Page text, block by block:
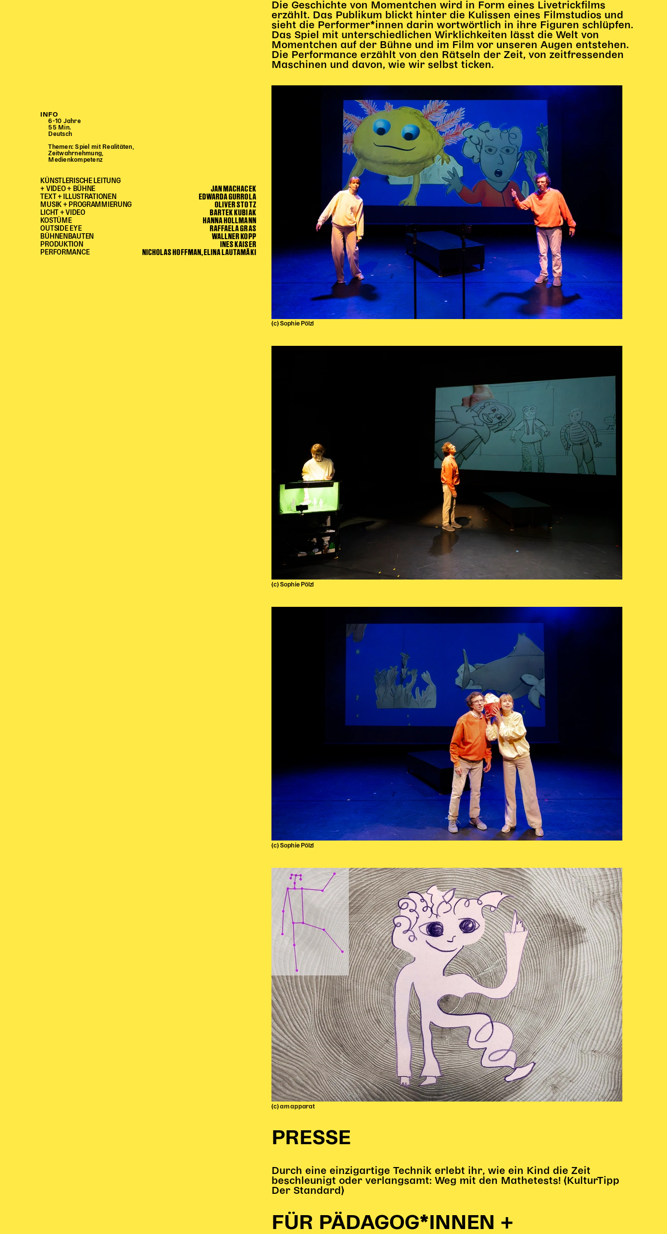
INFO
6-10 Jahre
55 Min.
Deutsch
Themen: Spiel mit Realitäten,
Zeitwahrnehmung,
Medienkompetenz
KÜNSTLERISCHE LEITUNG
+ VIDEO + BÜHNE
JAN MACHACEK
TEXT + ILLUSTRATIONEN EDWARDA GURROLA
MUSIK + PROGRAMMIERUNG OLIVER STOTZ
LICHT + VIDEO BARTEK KUBIAK
KOSTÜME HANNA HOLLMANN
OUTSIDE EYE RAFFAELA GRAS
BÜHNENBAUTEN WALLNER KOPP
PRODUKTION INES KAISER
PERFORMANCE NICHOLAS HOFFMAN, ELINA LAUTAMÄKI
Die Geschichte von Momentchen wird in Form eines Livetrickfilms
erzählt. Das Publikum blickt hinter die Kulissen eines Filmstudios und
sieht die Performer*innen darin wortwörtlich in ihre Figuren schlüpfen.
Das Spiel mit unterschiedlichen Wirklichkeiten lässt die Welt von
Momentchen auf der Bühne und im Film vor unseren Augen entstehen.
Die Performance erzählt von den Rätseln der Zeit, von zeitfressenden
Maschinen und davon, wie wir selbst ticken.
(c) Sophie Pölzl
(c) Sophie Pölzl
(c) Sophie Pölzl
(c) am apparat
PRESSE
Durch eine einzigartige Technik erlebt ihr, wie ein Kind die Zeit
beschleunigt oder verlangsamt: Weg mit den Mathetests! (KulturTipp
Der Standard)
FÜR PÄDAGOG*INNEN +